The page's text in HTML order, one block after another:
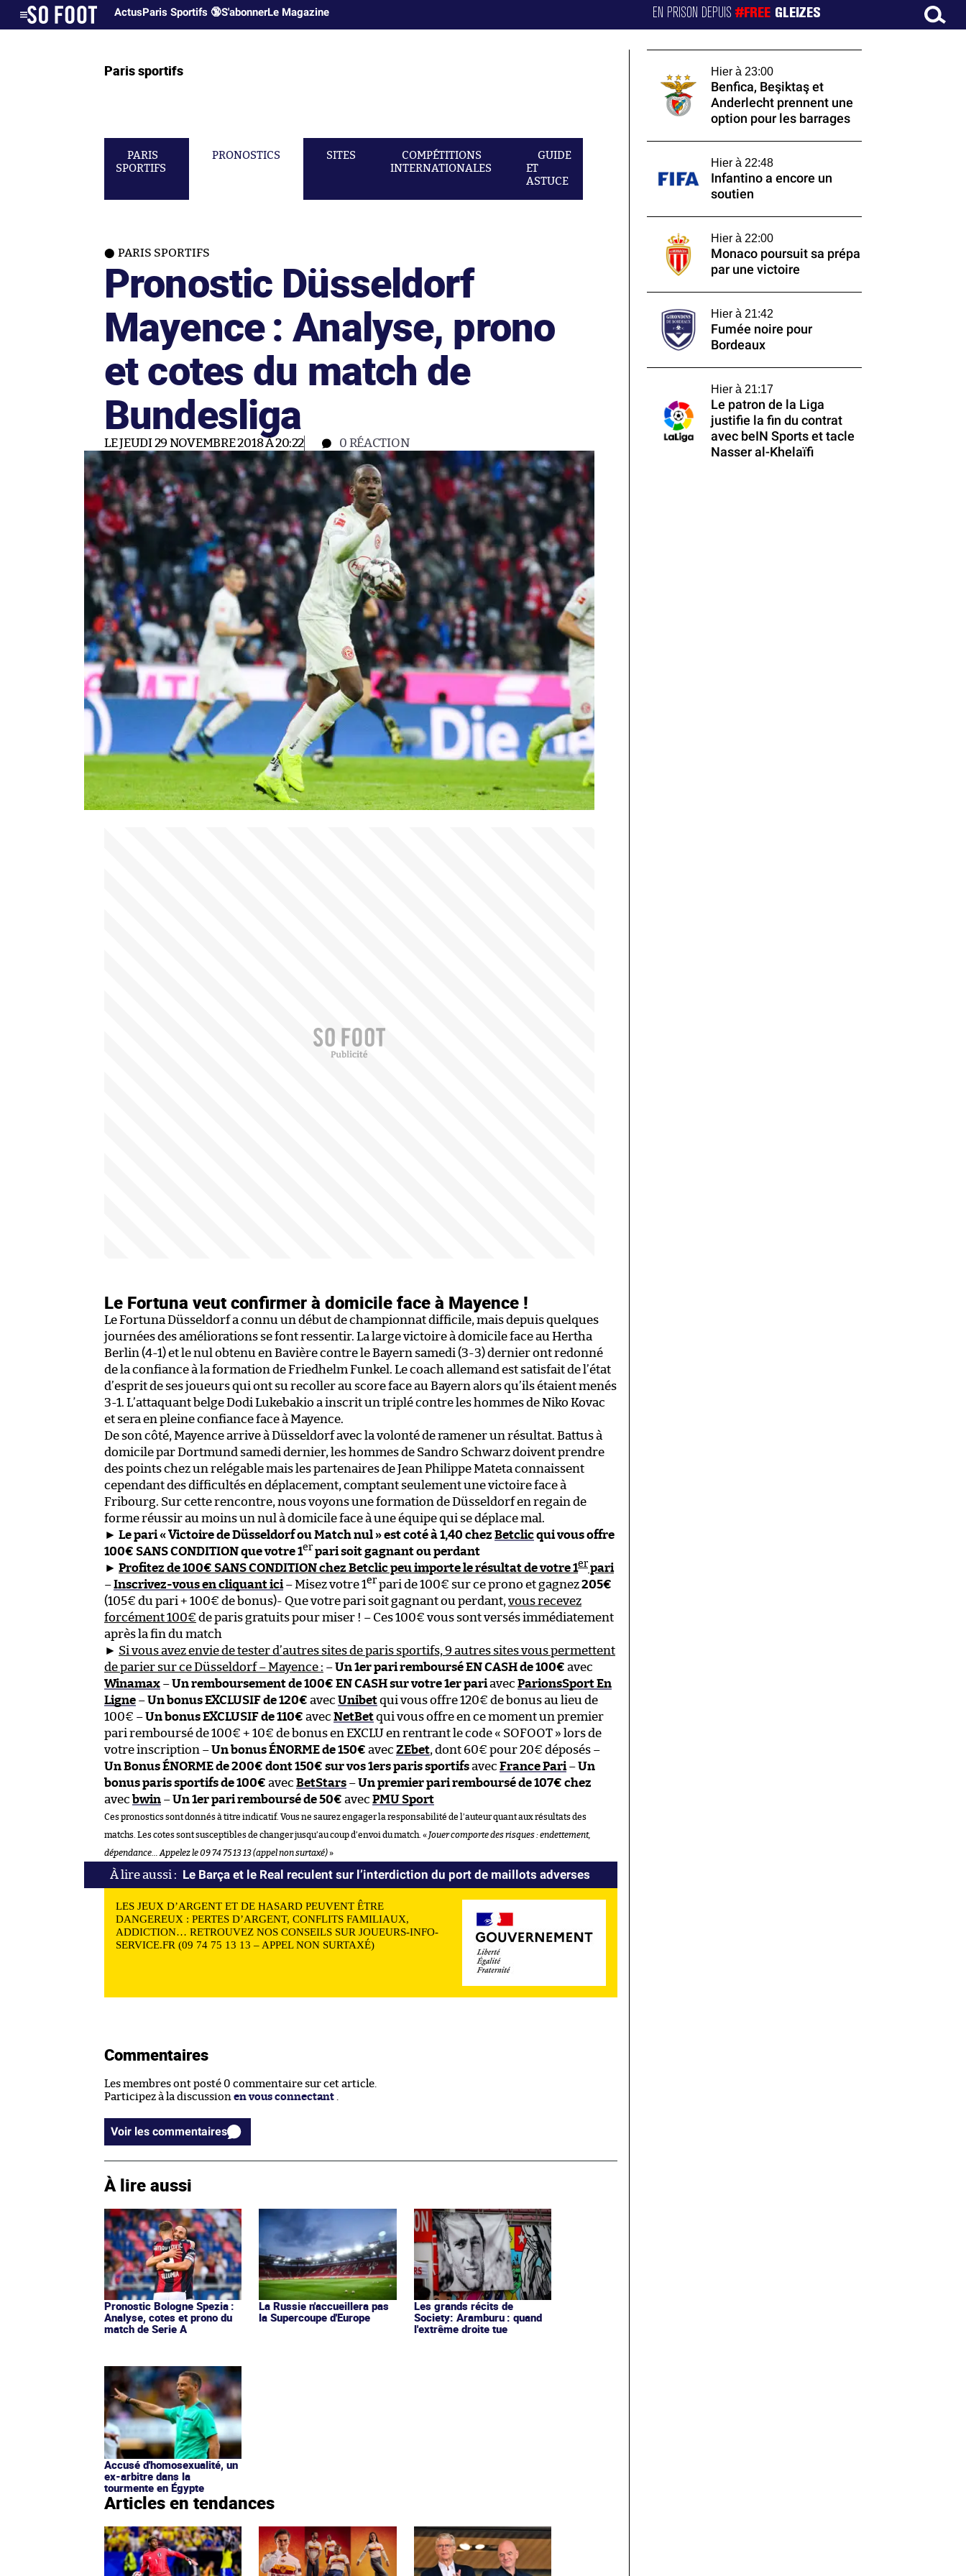
ActusParis Sportifs 🔞S'abonnerLe Magazine EN PRISON DEPUIS#FREE GLEIZES
Paris sportifs
PARIS
SPORTIFS
PRONOSTICS SITES
COMPÉTITIONS
INTERNATIONALES
GUIDE
ET
ASTUCE
PARIS SPORTIFS
Pronostic Düsseldorf
Mayence : Analyse, prono
et cotes du match de
Bundesliga
LE JEUDI 29 NOVEMBRE 2018 À 20:22 0 RÉACTION
Le Fortuna veut confirmer à domicile face à Mayence !
Le Fortuna Düsseldorf a connu un début de championnat difficile, mais depuis quelques
journées des améliorations se font ressentir. La large victoire à domicile face au Hertha
Berlin (4-1) et le nul obtenu en Bavière contre le Bayern samedi (3-3) dernier ont redonné
de la confiance à la formation de Friedhelm Funkel. Le coach allemand est satisfait de l’état
d’esprit de ses joueurs qui ont su recoller au score face au Bayern alors qu’ils étaient menés
3-1. L’attaquant belge Dodi Lukebakio a inscrit un triplé contre les hommes de Niko Kovac
et sera en pleine confiance face à Mayence.
De son côté, Mayence arrive à Düsseldorf avec la volonté de ramener un résultat. Battus à
domicile par Dortmund samedi dernier, les hommes de Sandro Schwarz doivent prendre
des points chez un relégable mais les partenaires de Jean Philippe Mateta connaissent
cependant des difficultés en déplacement, comptant seulement une victoire face à
Fribourg. Sur cette rencontre, nous voyons une formation de Düsseldorf en regain de
forme réussir au moins un nul à domicile face à une équipe qui se déplace mal.
► Le pari « Victoire de Düsseldorf ou Match nul » est coté à 1,40 chez Betclicqui vous offre
100€ SANS CONDITION que votre 1er pari soit gagnant ou perdant
► Profitez de 100€ SANS CONDITION chez Betclic peu importe le résultat de votre 1er pari
–Inscrivez-vous en cliquant ici– Misez votre 1er pari de 100€ sur ce prono et gagnez205€
(105€ du pari + 100€ de bonus)- Que votre pari soit gagnant ou perdant, vous recevez
forcément 100€ de paris gratuits pour miser ! – Ces 100€ vous sont versés immédiatement
après la fin du match
► Si vous avez envie de tester d’autres sites de paris sportifs, 9 autres sites vous permettent
de parier sur ce Düsseldorf – Mayence : –Un 1er pari remboursé EN CASH de 100€ avec
Winamax –Un remboursement de 100€ EN CASH sur votre 1er pariavec ParionsSport En
Ligne –Un bonus EXCLUSIF de 120€ avec Unibetqui vous offre 120€ de bonus au lieu de
100€ –Un bonus EXCLUSIF de 110€ avec NetBetqui vous offre en ce moment un premier
pari remboursé de 100€ + 10€ de bonus en EXCLU en rentrant le code « SOFOOT » lors de
votre inscription –Un bonus ÉNORME de 150€ avec ZEbet, dont 60€ pour 20€ déposés –
Un Bonus ÉNORME de 200€ dont 150€ sur vos 1ers paris sportifsavec France Pari–Un
bonus paris sportifs de 100€ avec BetStars –Un premier pari remboursé de 107€ chez
avec bwin –Un 1er pari remboursé de 50€ avec PMU Sport
Ces pronostics sont donnés à titre indicatif. Vous ne saurez engager la responsabilité de l’auteur quant aux résultats des
matchs. Les cotes sont susceptibles de changer jusqu’au coup d’envoi du match. « Jouer comporte des risques : endettement,
dépendance… Appelez le 09 74 75 13 13 (appel non surtaxé)»
Le Barça et le Real reculent sur l’interdiction du port de maillots adverses
LES JEUX D’ARGENT ET DE HASARD PEUVENT ÊTRE
DANGEREUX : PERTES D’ARGENT, CONFLITS FAMILIAUX,
ADDICTION… RETROUVEZ NOS CONSEILS SUR JOUEURS-INFO-
SERVICE.FR (09 74 75 13 13 – APPEL NON SURTAXÉ)
Commentaires
Les membres ont posté 0 commentaire sur cet article.
Participez à la discussion en vous connectant
Voir les commentaires
À lire aussi
Pronostic Bologne Spezia :
Analyse, cotes et prono du
match de Serie A
La Russie n'accueillera pas
la Supercoupe d'Europe
Les grands récits de
Society: Aramburu : quand
l'extrême droite tue
Accusé d'homosexualité, un
ex-arbitre dans la
tourmente en Égypte
Articles en tendances
Hier à 23:00
Benfica, Beşiktaş et
Anderlecht prennent une
option pour les barrages
Hier à 22:48
Infantino a encore un
soutien
Hier à 22:00
Monaco poursuit sa prépa
par une victoire
Hier à 21:42
Fumée noire pour
Bordeaux
Hier à 21:17
Le patron de la Liga
justifie la fin du contrat
avec beIN Sports et tacle
Nasser al-Khelaïfi